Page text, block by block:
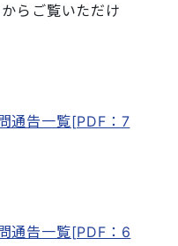
らご覧いただけ
通告一覧[PDF：7
通告一覧[PDF：6